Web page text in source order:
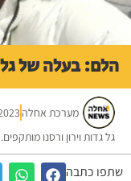
בעלה של גל
מערכת אחלה 04/2023
גדות וירון ורסנו מותקפים.
כתבה